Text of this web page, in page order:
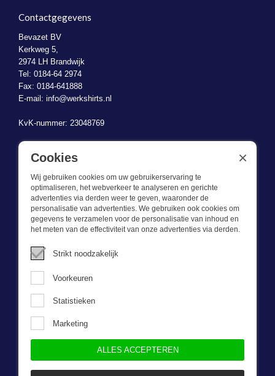
Contactgegevens
Bevazet BV
Kerkweg 5,
2974 LH Brandwijk
Tel: 0184-64 2974
Fax: 0184-641888
E-mail: info@werkshirts.nl
KvK-nummer: 23048769
BTW-identificatienummer: NL823470787B01
Wat we doen
Deze webshop is onderdeel van BEVAZET BV. Bevazet levert al
sinds 1983 bedrijfskleding aan grote en kleinere ondernemingen.
We hebben een eigen winkel/showroom in Brandwijk. Onze klanten
bieden we kwalitatief goede en sterke bedrijfskleding tegen een
scherpe prijs. Onze service is snel, we zijn voorraadhoudend,
eigen ontwerpster. Neem gerust contact met ons op.
Cookies
Wij gebruiken cookies om uw gebruikerservaring te
optimaliseren, het webverkeer te analyseren en gerichte
advertenties via derden weer te geven, waaronder de
personalisatie van advertenties. We gebruiken ook cookies om
gegevens te verzamelen voor de personalisatie van inhoud en
het meten van de effectiviteit van onze advertenties via derden.
Strikt noodzakelijk
Voorkeuren
Statistieken
Marketing
ALLES ACCEPTEREN
×